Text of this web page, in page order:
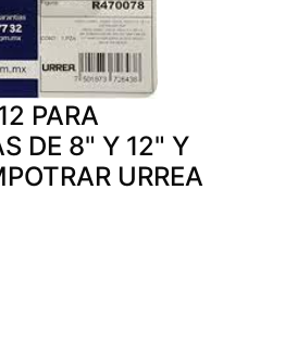
PARA
DE 8" Y 12" Y
URREA